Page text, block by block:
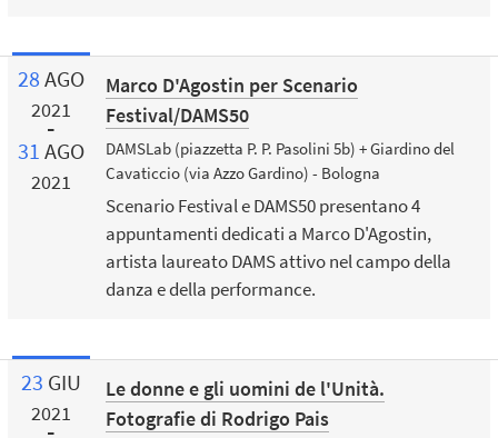
28 AGO
2021
31 AGO
2021
Marco D'Agostin per Scenario
Festival/DAMS50
DAMSLab (piazzetta P. P. Pasolini 5b) + Giardino del
Cavaticcio (via Azzo Gardino) - Bologna
Scenario Festival e DAMS50 presentano 4
appuntamenti dedicati a Marco D'Agostin,
artista laureato DAMS attivo nel campo della
danza e della performance.
23 GIU
2021
Le donne e gli uomini de l'Unità.
Fotografie di Rodrigo Pais